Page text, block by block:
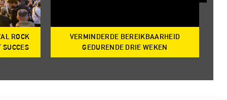
ROCK
SUCCES
VERMINDERDE BEREIKBAARHEID
GEDURENDE DRIE WEKEN